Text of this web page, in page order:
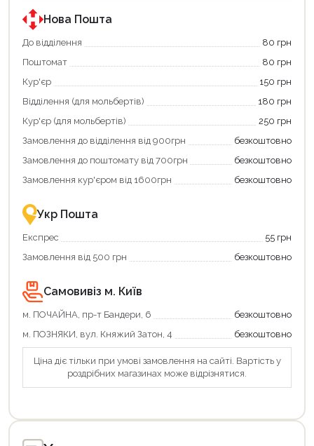
державною
програмою
єКнига.
Використовуйте
карту
щоб
зекономити
та
отримати
переваги!
картою
єКнига
–
зручно
та
державною
програмою
«Національний
кешбек».
покупку
«Національний
кешбек»
та
отримуйте
повернення
Економте
більше
разом
державною
підтримкою!
Нова Пошта
До відділення
80 грн
Поштомат
80 грн
Кур'єр
150 грн
Відділення (для мольбертів)
180 грн
Кур'єр (для мольбертів)
250 грн
Замовлення до відділення від 900грн
безкоштовно
Замовлення до поштомату від 700грн
безкоштовно
Замовлення кур'єром від 1600грн
безкоштовно
Укр Пошта
Експрес
55 грн
Замовлення від 500 грн
безкоштовно
Самовивіз м. Київ
м. ПОЧАЙНА, пр-т Бандери, 6
безкоштовно
м. ПОЗНЯКИ, вул. Княжий Затон, 4
безкоштовно
Ціна діє тільки при умові замовлення на сайті. Вартість у
роздрібних магазинах може відрізнятися.